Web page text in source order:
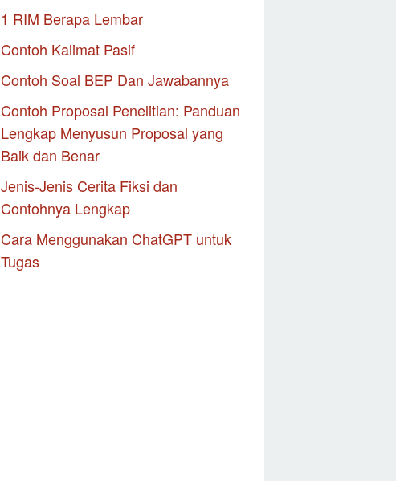
1 RIM Berapa Lembar
Contoh Kalimat Pasif
Contoh Soal BEP Dan Jawabannya
Contoh Proposal Penelitian: Panduan
Lengkap Menyusun Proposal yang
Baik dan Benar
Jenis-Jenis Cerita Fiksi dan
Contohnya Lengkap
Cara Menggunakan ChatGPT untuk
Tugas